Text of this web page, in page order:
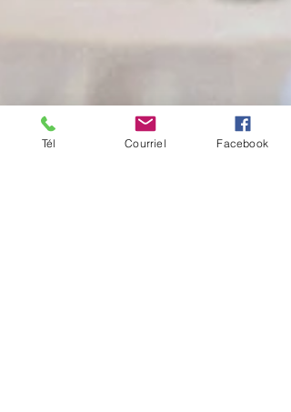
Tél Courriel Facebook